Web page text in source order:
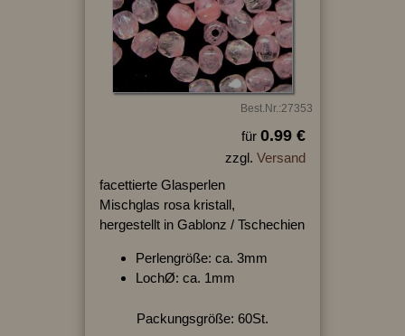
Best.Nr.:27353
für 0.99 €
zzgl. Versand
facettierte Glasperlen
Mischglas rosa kristall,
hergestellt in Gablonz / Tschechien
Perlengröße: ca. 3mm
LochØ: ca. 1mm
Packungsgröße: 60St.